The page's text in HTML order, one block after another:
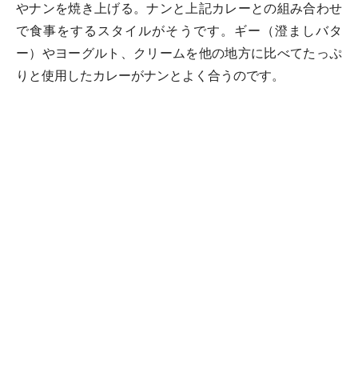
やナンを焼き上げる。ナンと上記カレーとの組み合わせ
で食事をするスタイルがそうです。ギー（澄ましバタ
ー）やヨーグルト、クリームを他の地方に比べてたっぷ
りと使用したカレーがナンとよく合うのです。